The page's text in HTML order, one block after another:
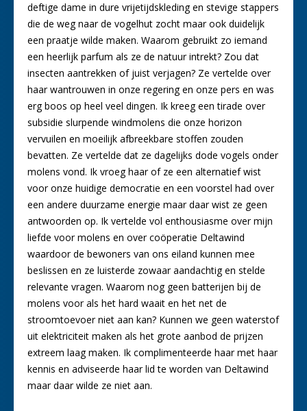
deftige dame in dure vrijetijdskleding en stevige stappers
die de weg naar de vogelhut zocht maar ook duidelijk
een praatje wilde maken. Waarom gebruikt zo iemand
een heerlijk parfum als ze de natuur intrekt? Zou dat
insecten aantrekken of juist verjagen? Ze vertelde over
haar wantrouwen in onze regering en onze pers en was
erg boos op heel veel dingen. Ik kreeg een tirade over
subsidie slurpende windmolens die onze horizon
vervuilen en moeilijk afbreekbare stoffen zouden
bevatten. Ze vertelde dat ze dagelijks dode vogels onder
molens vond. Ik vroeg haar of ze een alternatief wist
voor onze huidige democratie en een voorstel had over
een andere duurzame energie maar daar wist ze geen
antwoorden op. Ik vertelde vol enthousiasme over mijn
liefde voor molens en over coöperatie Deltawind
waardoor de bewoners van ons eiland kunnen mee
beslissen en ze luisterde zowaar aandachtig en stelde
relevante vragen. Waarom nog geen batterijen bij de
molens voor als het hard waait en het net de
stroomtoevoer niet aan kan? Kunnen we geen waterstof
uit elektriciteit maken als het grote aanbod de prijzen
extreem laag maken. Ik complimenteerde haar met haar
kennis en adviseerde haar lid te worden van Deltawind
maar daar wilde ze niet aan.